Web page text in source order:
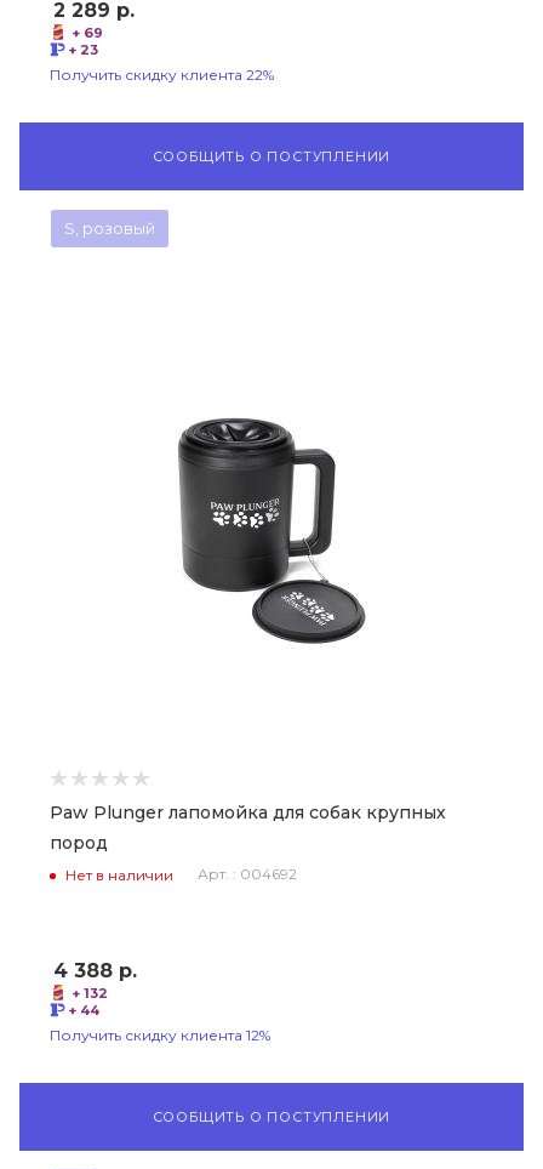
2 289 р.
+ 69
+ 23
Получить скидку клиента 22%
СООБЩИТЬ О ПОСТУПЛЕНИИ
S, розовый
Paw Plunger лапомойка для собак крупных
пород
Нет в наличии Арт. : 004692
4 388 р.
+ 132
+ 44
Получить скидку клиента 12%
СООБЩИТЬ О ПОСТУПЛЕНИИ